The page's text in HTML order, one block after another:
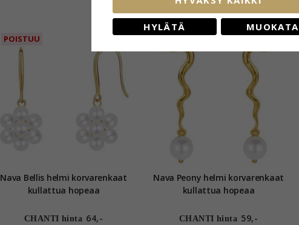
POISTUU
Nava Bellis helmi korvarenkaat
kullattua hopeaa
CHANTI hinta 64,-
POISTUU
Nava Peony helmi korvarenkaat
kullattua hopeaa
CHANTI hinta 59,-
HYLÄTÄ MUOKATA